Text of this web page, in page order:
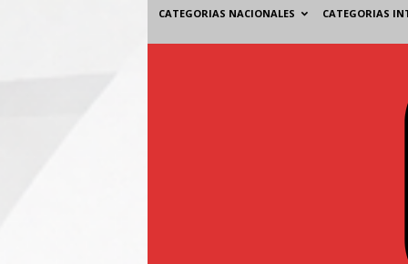
CATEGORIAS NACIONALES CATEGORIAS